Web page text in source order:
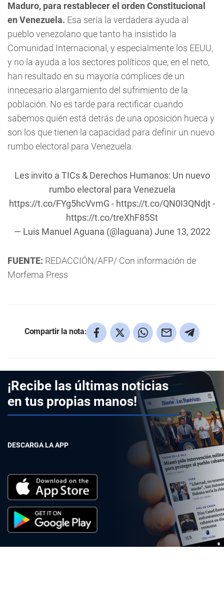
Maduro, para restablecer el orden Constitucional
en Venezuela. Esa sería la verdadera ayuda al
pueblo venezolano que tanto ha insistido la
Comunidad Internacional, y especialmente los EEUU,
y no la ayuda a los sectores políticos que, en el neto,
han resultado en su mayoría cómplices de un
innecesario alargamiento del sufrimiento de la
población. No es tarde para rectificar cuando
sabemos quién está detrás de una oposición hueca y
son los que tienen la capacidad para definir un nuevo
rumbo electoral para Venezuela.
Les invito a TICs & Derechos Humanos: Un nuevo
rumbo electoral para Venezuela
https://t.co/FYg5hcVvmG - https://t.co/QN0I3QNdjt-
https://t.co/treXhF85St
— Luis Manuel Aguana (@laguana) June 13, 2022
FUENTE: REDACCIÓN/AFP/ Con información de
Morfema Press
Compartir la nota:
¡Recibe las últimas noticias
en tus propias manos!
DESCARGA LA APP